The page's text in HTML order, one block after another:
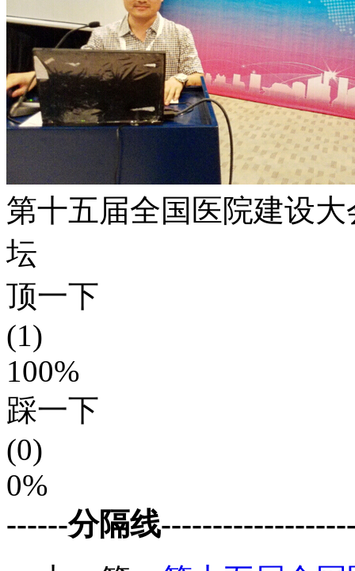
第十五届全国医院建设
坛
顶一下
(1)
100%
踩一下
(0)
0%
------分隔线